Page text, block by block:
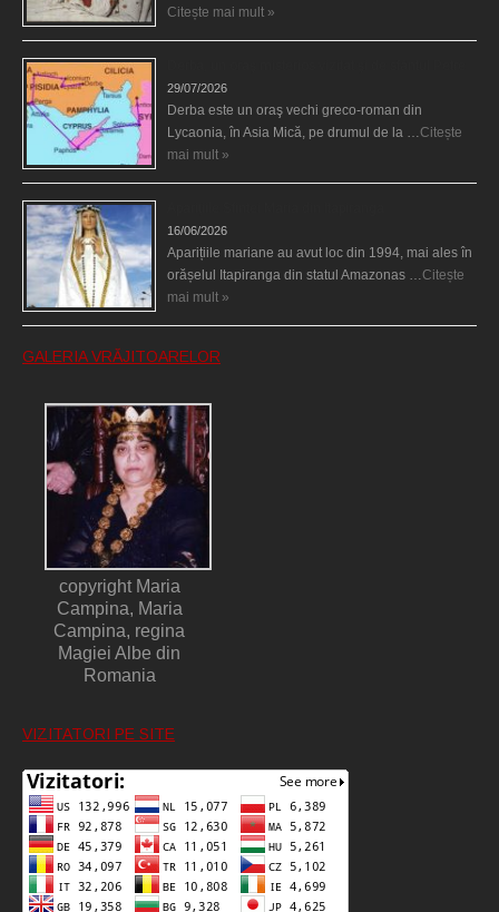
Citește mai mult »
29/07/2026
Derba este un oraş vechi greco-roman din
Lycaonia, în Asia Mică, pe drumul de la …Citește
mai mult »
16/06/2026
Aparițiile mariane au avut loc din 1994, mai ales în
orășelul Itapiranga din statul Amazonas …Citește
mai mult »
GALERIA VRĂJITOARELOR
copyright Maria
Campina, Maria
Campina, regina
Magiei Albe din
Romania
VIZITATORI PE SITE